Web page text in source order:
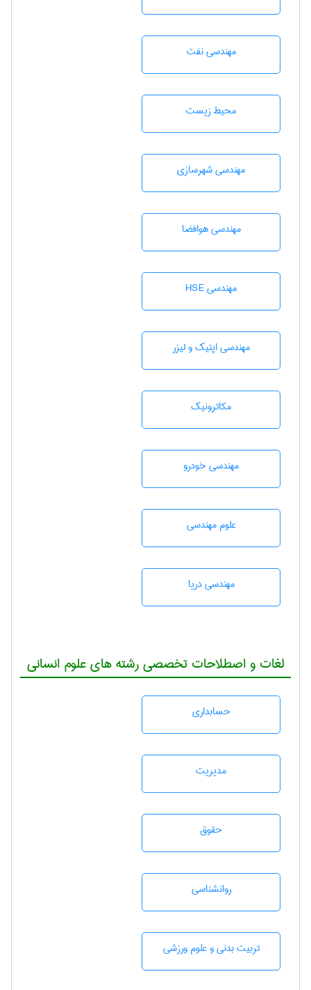
مهندسی نفت
محيط زيست
مهندسی شهرسازی
مهندسی هوافضا
مهندسی HSE
مهندسی اپتیک و لیزر
مکاترونیک
مهندسی خودرو
علوم مهندسی
مهندسی دریا
لغات و اصطلاحات تخصصی رشته های علوم انسانی
حسابداری
مديريت
حقوق
روانشناسی
تربيت بدنی و علوم ورزشی